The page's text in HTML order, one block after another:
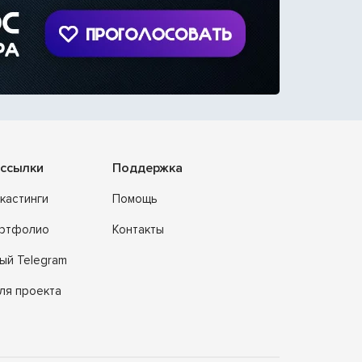
Telegram
проекта
Поддержка
Помощь
Контакты